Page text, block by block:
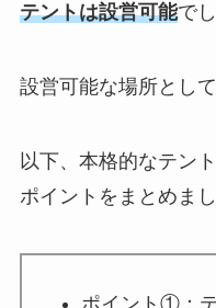
テントは設営可能で
設営可能な場所として
以下、本格的なテン
ポイントをまとめまし